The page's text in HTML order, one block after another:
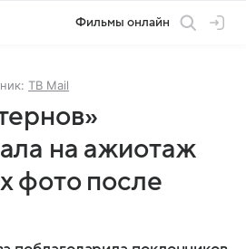
Фильмы онлайн
ТВ Mail
на ажиотаж
фото после